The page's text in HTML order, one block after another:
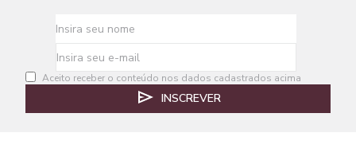
Aceito receber o conteúdo nos dados cadastrados acima
INSCREVER